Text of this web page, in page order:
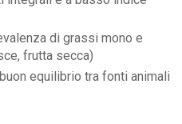
di grassi mono e
frutta secca)
equilibrio tra fonti animali